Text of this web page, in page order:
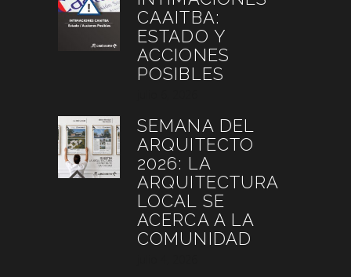
CAAITBA:
ESTADO Y
ACCIONES
POSIBLES
SEMANA DEL
ARQUITECTO
2026: LA
ARQUITECTURA
LOCAL SE
ACERCA A LA
COMUNIDAD